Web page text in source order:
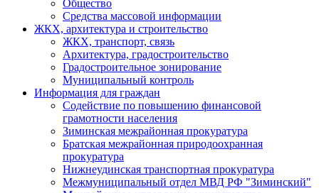
Общество
Средства массовой информации
ЖКХ, архитектура и строительство
ЖКХ, транспорт, связь
Архитектура, градостроительство
Градостроительное зонирование
Муниципальный контроль
Информация для граждан
Содействие по повышению финансовой
грамотности населения
Зиминская межрайонная прокуратура
Братская межрайонная природоохранная
прокуратура
Нижнеудинская транспортная прокуратура
Межмуниципальный отдел МВД РФ "Зиминский"